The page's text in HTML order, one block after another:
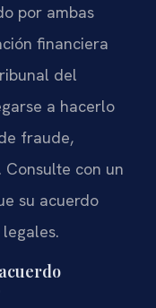
por ambas
financiera
del
a hacerlo
fraude,
con un
su acuerdo